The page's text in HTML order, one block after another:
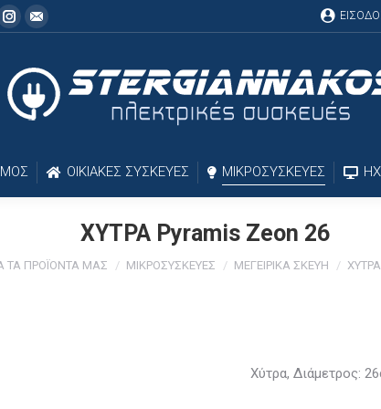
Instagram
Mail
ΟΙΚΙΑΚΕΣ ΣΥΣΚΕΥΕΣ ΜΙΚΡΟΣΥΣΚΕΥΕΣ
ΧΥΤΡΑ Pyramis Zeon 26
ΤΑ ΠΡΟΪΟΝΤΑ ΜΑΣ ΜΙΚΡΟΣΥΣΚΕΥΕΣ ΜΕΓΕΙΡΙΚΑ ΣΚΕΥΗ
Χύτρα, Διάμετρος: